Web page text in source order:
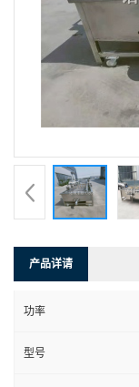
产品详请
功率
型号